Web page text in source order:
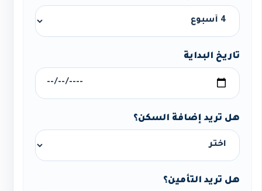
تاريخ البداية
هل تريد إضافة السكن؟
هل تريد التأمين؟